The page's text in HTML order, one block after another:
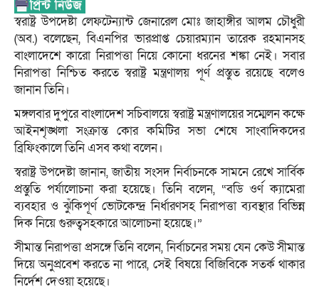
স্বরাষ্ট্র উপদেষ্টা লেফটেন্যান্ট জেনারেল মোঃ জাহাঙ্গীর আলম চৌধুরী
(অব.) বলেছেন, বিএনপির ভারপ্রাপ্ত চেয়ারম্যান তারেক রহমানসহ
বাংলাদেশে কারো নিরাপত্তা নিয়ে কোনো ধরনের শঙ্কা নেই। সবার
নিরাপত্তা নিশ্চিত করতে স্বরাষ্ট্র মন্ত্রণালয় পূর্ণ প্রস্তুত রয়েছে বলেও
জানান তিনি।
মঙ্গলবার দুপুরে বাংলাদেশ সচিবালয়ে স্বরাষ্ট্র মন্ত্রণালয়ের সম্মেলন কক্ষে
আইনশৃঙ্খলা সংক্রান্ত কোর কমিটির সভা শেষে সাংবাদিকদের
ব্রিফিংকালে তিনি এসব কথা বলেন।
স্বরাষ্ট্র উপদেষ্টা জানান, জাতীয় সংসদ নির্বাচনকে সামনে রেখে সার্বিক
প্রস্তুতি পর্যালোচনা করা হয়েছে। তিনি বলেন, “বডি ওর্ণ ক্যামেরা
ব্যবহার ও ঝুঁকিপূর্ণ ভোটকেন্দ্র নির্ধারণসহ নিরাপত্তা ব্যবস্থার বিভিন্ন
দিক নিয়ে গুরুত্বসহকারে আলোচনা হয়েছে।”
সীমান্ত নিরাপত্তা প্রসঙ্গে তিনি বলেন, নির্বাচনের সময় যেন কেউ সীমান্ত
দিয়ে অনুপ্রবেশ করতে না পারে, সেই বিষয়ে বিজিবিকে সতর্ক থাকার
নির্দেশ দেওয়া হয়েছে।